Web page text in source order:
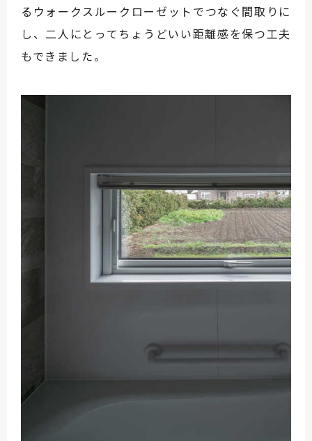
るウォークスルークローゼットでつなぐ間取りに
し、二人にとってちょうどいい距離感を保つ工夫
もできました。